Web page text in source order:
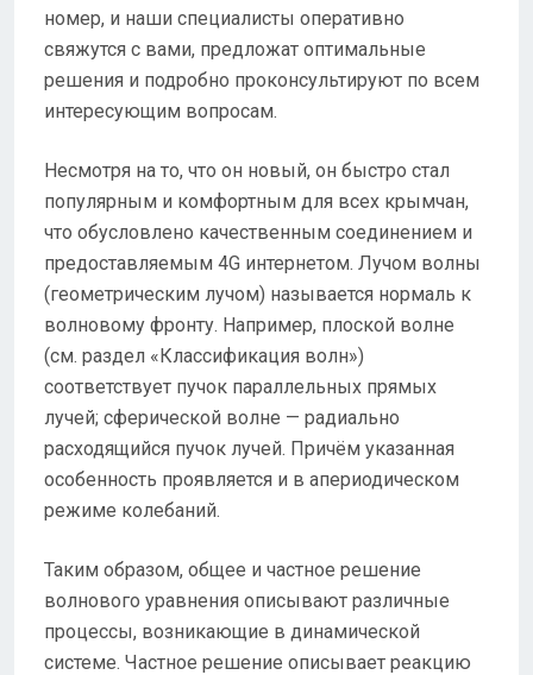
номер, и наши специалисты оперативно
свяжутся с вами, предложат оптимальные
решения и подробно проконсультируют по всем
интересующим вопросам.
Несмотря на то, что он новый, он быстро стал
популярным и комфортным для всех крымчан,
что обусловлено качественным соединением и
предоставляемым 4G интернетом. Лучом волны
(геометрическим лучом) называется нормаль к
волновому фронту. Например, плоской волне
(см. раздел «Классификация волн»)
соответствует пучок параллельных прямых
лучей; сферической волне — радиально
расходящийся пучок лучей. Причём указанная
особенность проявляется и в апериодическом
режиме колебаний.
Таким образом, общее и частное решение
волнового уравнения описывают различные
процессы, возникающие в динамической
системе. Частное решение описывает реакцию